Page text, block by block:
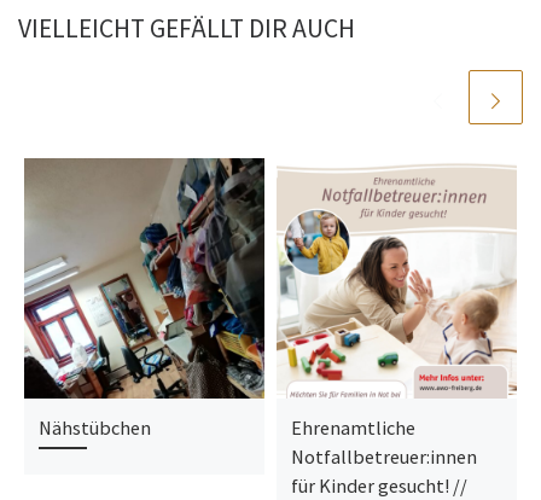
VIELLEICHT GEFÄLLT DIR AUCH
Nähstübchen
Ehrenamtliche
Notfallbetreuer:innen
für Kinder gesucht! //